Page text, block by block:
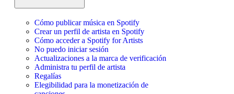
Cómo publicar música en Spotify
Crear un perfil de artista en Spotify
Cómo acceder a Spotify for Artists
No puedo iniciar sesión
Actualizaciones a la marca de verificación
Administra tu perfil de artista
Regalías
Elegibilidad para la monetización de